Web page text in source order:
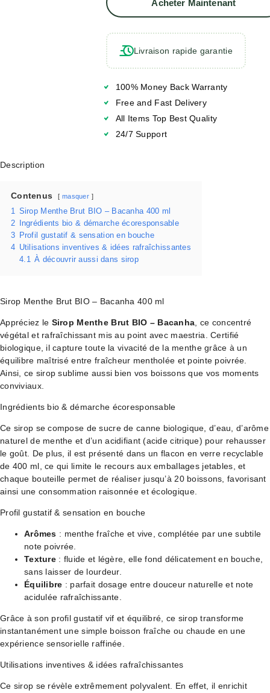
Au
Acheter Maintenant
Livraison rapide garantie
100% Money Back Warranty
Free and Fast Delivery
All Items Top Best Quality
24/7 Support
Description
Contenus masquer
1 Sirop Menthe Brut BIO – Bacanha 400 ml
2
Ingrédients bio & démarche écoresponsable
3
Profil gustatif & sensation en bouche
4 Utilisations inventives & idées rafraîchissantes
4.1 À découvrir aussi dans sirop
Sirop Menthe Brut BIO – Bacanha 400 ml
Appréciez le Sirop Menthe Brut BIO – Bacanha , ce concentré
végétal et rafraîchissant mis au point avec maestria. Certifié
biologique, il capture toute la vivacité de la menthe grâce à un
équilibre maîtrisé entre fraîcheur mentholée et pointe poivrée.
Ainsi, ce sirop sublime aussi bien vos boissons que vos moments
conviviaux.
Ingrédients bio & démarche écoresponsable
Ce sirop se compose de sucre de canne biologique, d’eau, d’arôme
naturel de menthe et d’un acidifiant (acide citrique) pour rehausser
le goût. De plus, il est présenté dans un flacon en verre recyclable
de 400 ml, ce qui limite le recours aux emballages jetables, et
chaque bouteille permet de réaliser jusqu’à 20 boissons, favorisant
ainsi une consommation raisonnée et écologique.
Profil gustatif & sensation en bouche
Arômes : menthe fraîche et vive, complétée par une subtile
note poivrée.
Texture: fluide et légère, elle fond délicatement en bouche,
sans laisser de lourdeur.
Équilibre : parfait dosage entre douceur naturelle et note
acidulée rafraîchissante.
Grâce à son profil gustatif vif et équilibré, ce sirop transforme
instantanément une simple boisson fraîche ou chaude en une
expérience sensorielle raffinée.
Utilisations inventives & idées rafraîchissantes
Ce sirop se révèle extrêmement polyvalent. En effet, il enrichit